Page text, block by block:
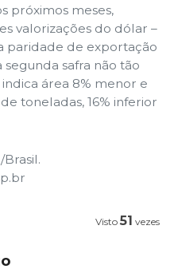
próximos meses,
valorizações do dólar –
paridade de exportação
safra não tão
área 8% menor e
toneladas, 16% inferior
Visto 51 vezes